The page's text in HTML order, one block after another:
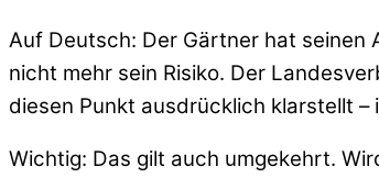
Auf Deutsch: Der Gärtner hat
nicht mehr sein Risiko. Der
diesen Punkt ausdrücklich klarstellt
Wichtig: Das gilt auch umgekehrt.